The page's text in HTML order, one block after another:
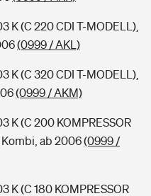
K (C 220 CDI T-MODELL),
(0999 / AKL)
K (C 320 CDI T-MODELL),
(0999 / AKM)
K (C 200 KOMPRESSOR
Kombi, ab 2006(0999 /
K (C 180 KOMPRESSOR